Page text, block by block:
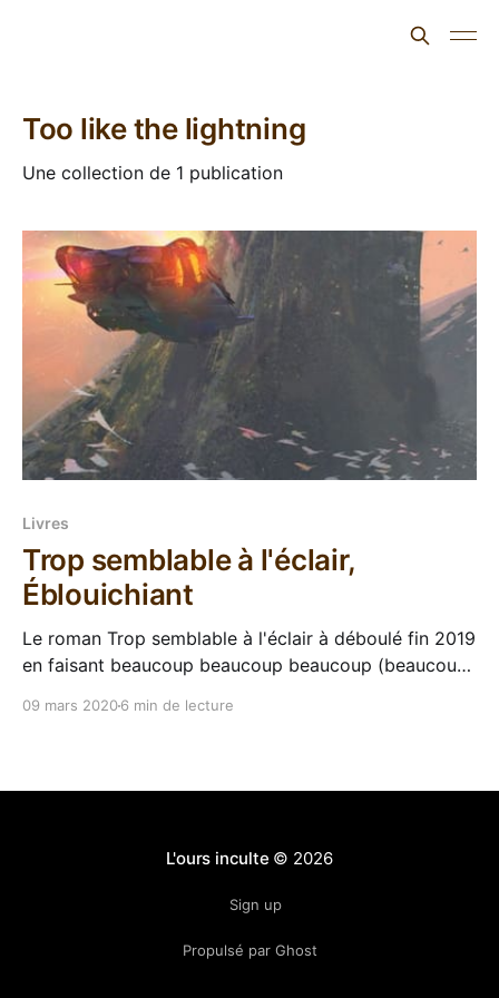
Too like the lightning
Une collection de 1 publication
Livres
Trop semblable à l'éclair,
Éblouichiant
Le roman Trop semblable à l'éclair à déboulé fin 2019
en faisant beaucoup beaucoup beaucoup (beaucoup)
09 mars 20206 min de lecture
L'ours inculte © 2026
Sign up
Propulsé par Ghost